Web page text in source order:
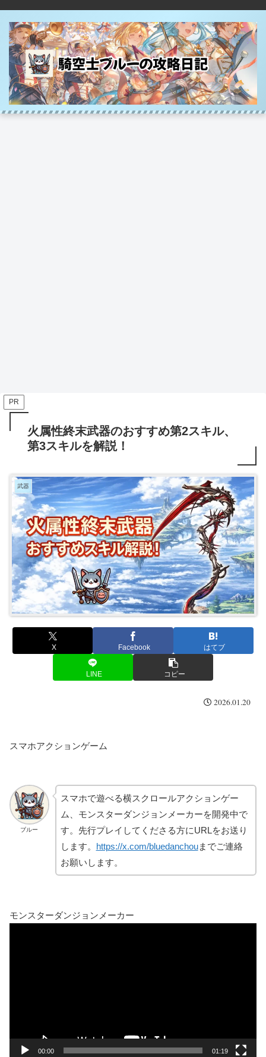
PR
火属性終末武器のおすすめ第2スキル、
第3スキルを解説！
武器
X Facebook はてブ
LINE コピー
2026.01.20
スマホアクションゲーム
ブルー
スマホで遊べる横スクロールアクションゲー
ム、モンスターダンジョンメーカーを開発中で
す。先行プレイしてくださる方にURLをお送り
します。 https://x.com/bluedanchouまでご連絡
お願いします。
モンスターダンジョンメーカー
00:00 01:19